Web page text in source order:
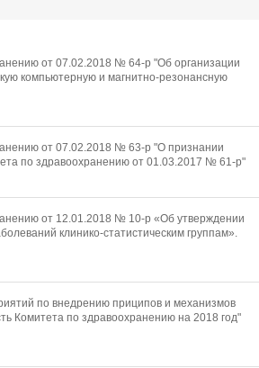
от 07.02.2018 № 64-р "Об организации
компьютерную и магнитно-резонансную
от 07.02.2018 № 63-р "О признании
по здравоохранению от 01.03.2017 № 61-р"
от 12.01.2018 № 10-р «Об утверждении
клинико-статистическим группам».
по внедрению приципов и механизмов
Комитета по здравоохранению на 2018 год"